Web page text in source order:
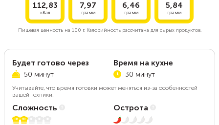
112,83
кКал
7,97
грамм
6,46
грамм
5,84
грамм
Пищевая ценность на 100 г.Калорийность рассчитана для сырых продуктов.
Будет готово через
50 минут
Время на кухне
30 минут
Учитывайте, что время готовки может меняться из-за особенностей
вашей техники.
Сложность
2 из 5
Острота
1 из 5